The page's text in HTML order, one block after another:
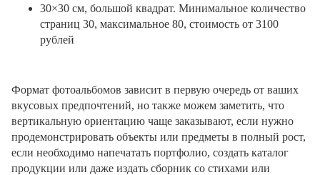
30×30 см, большой квадрат. Минимальное количество
страниц 30, максимальное 80, стоимость от 3100
рублей
Формат фотоальбомов зависит в первую очередь от ваших
вкусовых предпочтений, но также можем заметить, что
вертикальную ориентацию чаще заказывают, если нужно
продемонстрировать объекты или предметы в полный рост,
если необходимо напечатать портфолио, создать каталог
продукции или даже издать сборник со стихами или